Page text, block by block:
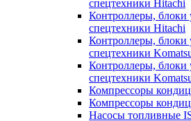
спецтехники Hitachi
Контроллеры, блоки
спецтехники Hitachi
Контроллеры, блоки
спецтехники
Контроллеры, блоки
спецтехники
Компрессоры
Компрессоры
Насосы топливные